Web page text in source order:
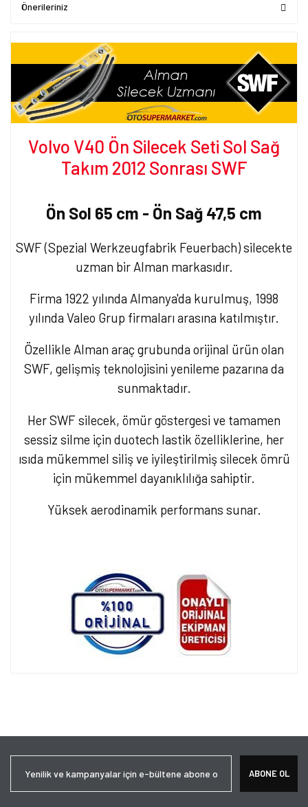
Önerileriniz
Volvo V40 Ön Silecek Seti Sol Sağ
Takım 2012 Sonrası SWF
Ön Sol 65 cm - Ön Sağ 47,5 cm
SWF (Spezial Werkzeugfabrik Feuerbach) silecekte
uzman bir Alman markasıdır.
Firma 1922 yılında Almanya'da kurulmuş, 1998
yılında Valeo Grup firmaları arasına katılmıştır.
Özellikle Alman araç grubunda orijinal ürün olan
SWF, gelişmiş teknolojisini yenileme pazarına da
sunmaktadır.
Her SWF silecek, ömür göstergesi ve tamamen
sessiz silme için duotech lastik özelliklerine, her
ısıda mükemmel siliş ve iyileştirilmiş silecek ömrü
için mükemmel dayanıklılığa sahiptir.
Yüksek aerodinamik performans sunar.
Ürün açıklamasında eksik bilgiler bulunuyor.
ABONE OL